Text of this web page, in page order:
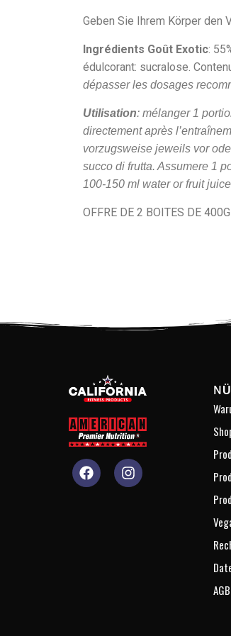
Geben Sie Ihrem Körper den
Ingrédients Goût Exotic:
édulcorant: sucralose.
dépasser les dosages
Utilisation: mélanger 1
directement après
vorzugsweise jeweils vor
succo di frutta. Assumere 1
100-150 ml water or fruit
OFFRE DE 2 BOITES DE
AGB